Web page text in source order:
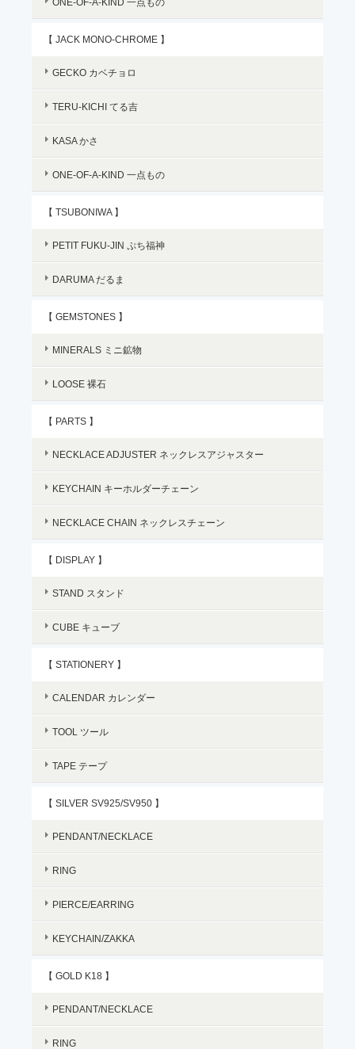
【 JACK MONO-CHROME 】
GECKO カベチョロ
TERU-KICHI てる吉
KASA かさ
ONE-OF-A-KIND 一点もの
【 TSUBONIWA 】
PETIT FUKU-JIN ぷち福神
DARUMA だるま
【 GEMSTONES 】
MINERALS ミニ鉱物
LOOSE 裸石
【 PARTS 】
NECKLACE ADJUSTER ネックレスアジャスター
KEYCHAIN キーホルダーチェーン
NECKLACE CHAIN ネックレスチェーン
【 DISPLAY 】
STAND スタンド
CUBE キューブ
【 STATIONERY 】
CALENDAR カレンダー
TOOL ツール
TAPE テープ
【 SILVER SV925/SV950 】
PENDANT/NECKLACE
RING
PIERCE/EARRING
KEYCHAIN/ZAKKA
【 GOLD K18 】
PENDANT/NECKLACE
RING